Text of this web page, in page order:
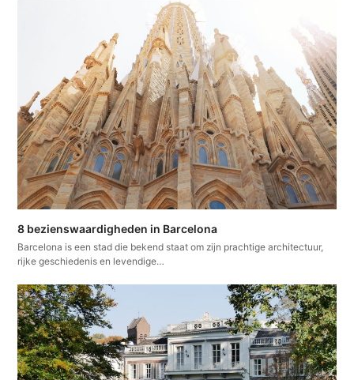
8 bezienswaardigheden in Barcelona
Barcelona is een stad die bekend staat om zijn prachtige architectuur,
rijke geschiedenis en levendige…